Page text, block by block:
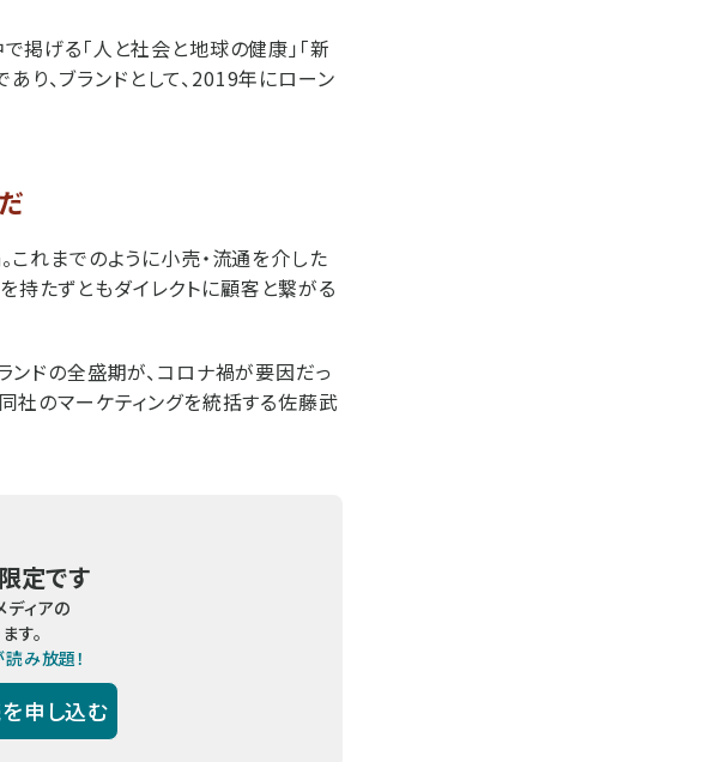
掲げる「人と社会と地球の健康」「新
り、ブランドとして、2019年にローン
れまでのように小売・流通を介した
持たずともダイレクトに顧客と繋がる
ンドの全盛期が、コロナ禍が要因だっ
社のマーケティングを統括する佐藤武
定です
ディアの
す。
み放題！
申し込む